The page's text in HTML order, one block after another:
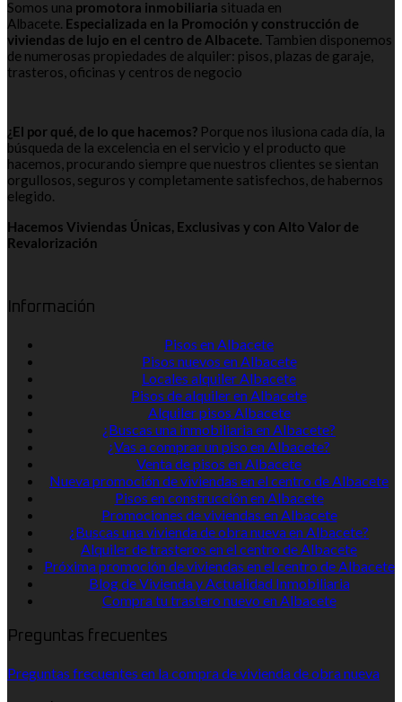
Somos una promotora inmobiliaria situada en
Albacete. Especializada en la Promoción y construcción de
viviendas de lujo en el centro de Albacete. Tambien disponemos
de numerosas propiedades de alquiler: pisos, plazas de garaje,
trasteros, oficinas y centros de negocio
¿El por qué, de lo que hacemos? Porque nos ilusiona cada día, la
búsqueda de la excelencia en el servicio y el producto que
hacemos, procurando siempre que nuestros clientes se sientan
orgullosos, seguros y completamente satisfechos, de habernos
elegido.
Hacemos Viviendas Únicas, Exclusivas y con Alto Valor de
Revalorización
Información
Pisos en Albacete
Pisos nuevos en Albacete
Locales alquiler Albacete
Pisos de alquiler en Albacete
Alquiler pisos Albacete
¿Buscas una inmobiliaria en Albacete?
¿Vas a comprar un piso en Albacete?
Venta de pisos en Albacete
Nueva promoción de viviendas en el centro de Albacete
Pisos en construcción en Albacete
Promociones de viviendas en Albacete
¿Buscas una vivienda de obra nueva en Albacete?
Alquiler de trasteros en el centro de Albacete
Próxima promoción de viviendas en el centro de Albacete
Blog de Vivienda y Actualidad Inmobiliaria
Compra tu trastero nuevo en Albacete
Preguntas frecuentes
Preguntas frecuentes en la compra de vivienda de obra nueva